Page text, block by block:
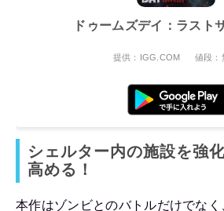
ドゥームズデイ：ラスト
提供：IGG.COM 値段：
シェルター内の施設を強
高める！
本作はゾンビとのバトルだけでな